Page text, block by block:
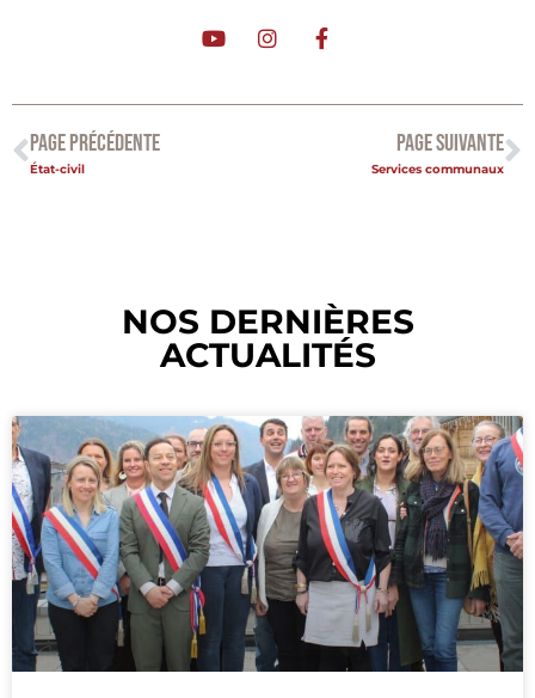
PAGE PRÉCÉDENTE
État-civil
PAGE SUIVANTE
Services communaux
NOS DERNIÈRES
ACTUALITÉS